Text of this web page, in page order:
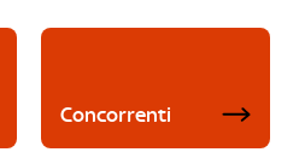
Concorrenti